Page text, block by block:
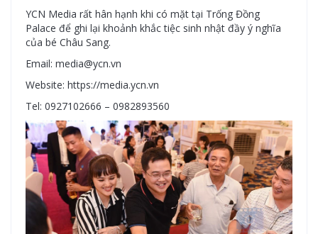
YCN Media rất hân hạnh khi có mặt tại Trống Đồng
Palace để ghi lại khoảnh khắc tiệc sinh nhật đầy ý nghĩa
của bé Châu Sang.
Email: media@ycn.vn
Website: https://media.ycn.vn
Tel: 0927102666 – 0982893560